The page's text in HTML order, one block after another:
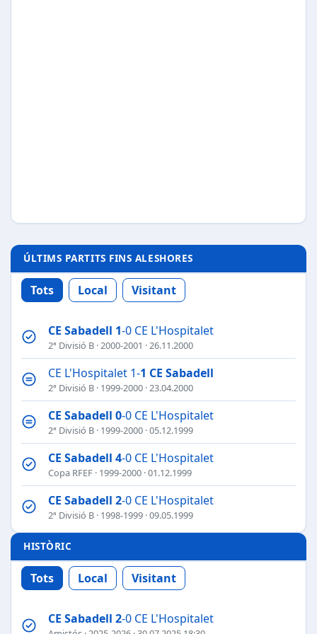
ÚLTIMS PARTITS FINS ALESHORES
Tots Local Visitant
CE Sabadell 1-0 CE L'Hospitalet
2ª Divisió B ·2000-2001 · 26.11.2000
CE L'Hospitalet 1-1 CE Sabadell
2ª Divisió B · 1999-2000 · 23.04.2000
CE Sabadell 0-0 CE L'Hospitalet
2ª Divisió B · 1999-2000 · 05.12.1999
CE Sabadell 4-0 CE L'Hospitalet
Copa RFEF · 1999-2000 · 01.12.1999
CE Sabadell 2-0 CE L'Hospitalet
2ª Divisió B · 1998-1999 · 09.05.1999
HISTÒRIC
Tots Local Visitant
CE Sabadell 2-0 CE L'Hospitalet